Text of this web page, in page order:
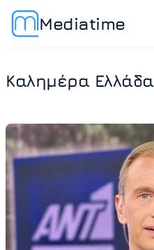
Mediatime
Καλημέρα Ελλάδα